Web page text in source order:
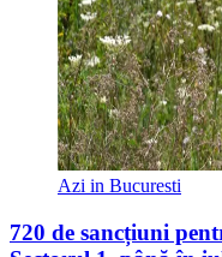
Azi in Bucuresti
720 de sancțiuni